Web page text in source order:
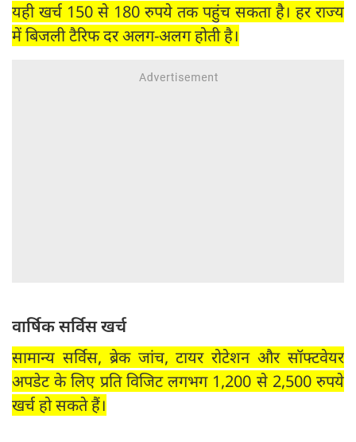
यही खर्च 150 से 180 रुपये तक पहुंच सकता है। हर राज्य
में बिजली टैरिफ दर अलग-अलग होती है।
वार्षिक सर्विस खर्च
सामान्य सर्विस, ब्रेक जांच, टायर रोटेशन और सॉफ्टवेयर
अपडेट के लिए प्रति विजिट लगभग 1,200 से 2,500 रुपये
खर्च हो सकते हैं।